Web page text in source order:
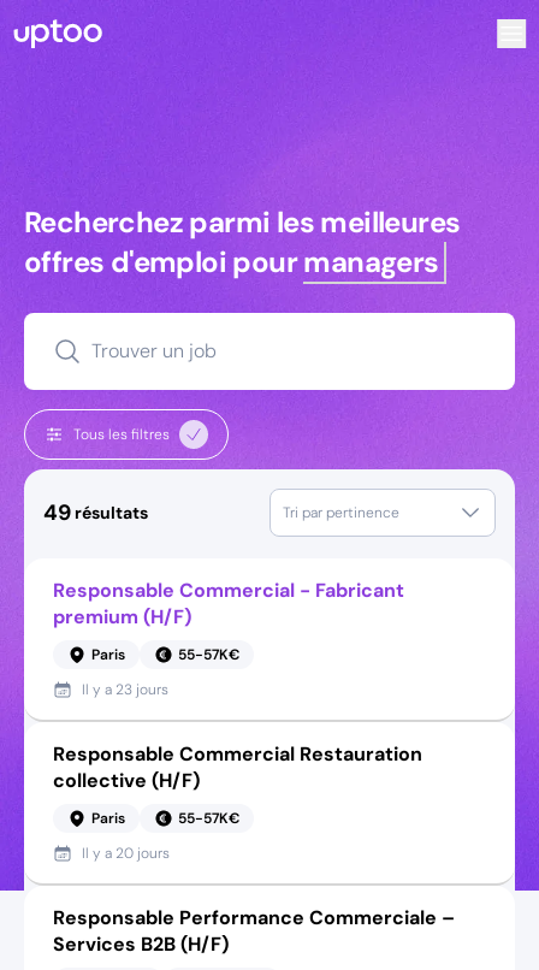
Recherchez parmi les meilleures
Recherchez parmi les meilleures
offres d'emploi pourmanagers
Trouver un job
Tous les filtres
49 résultats Tri par pertinence
Responsable Commercial - Fabricant
premium (H/F)
Paris
55-57K€
Il y a 23 jours
Responsable Commercial Restauration
collective (H/F)
Paris
55-57K€
Il y a 20 jours
Responsable Performance Commerciale –
Services B2B (H/F)